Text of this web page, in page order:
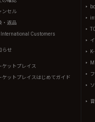
ンセル
・返品
International Customers
らせ
ケットプレイス
ケットプレイスはじめてガイド